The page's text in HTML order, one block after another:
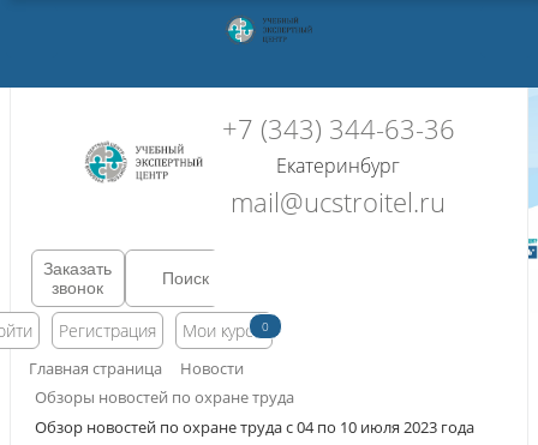
+7 (343) 344-63-36
Екатеринбург
mail@ucstroitel.ru
Заказать
звонок
Регистрация Мои курсы0
Главная страница
Новости
Обзоры новостей по охране труда
Обзор новостей по охране труда с 04 по 10 июля 2023 года